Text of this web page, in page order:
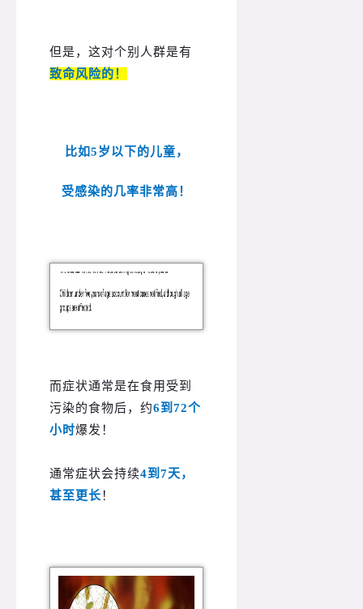
但是，这对个别人群是有
致命风险的！
比如5岁以下的儿童，
受感染的几率非常高！
而症状通常是在食用受到
污染的食物后，约6到72个
小时爆发！
通常症状会持续4到7天，
甚至更长！